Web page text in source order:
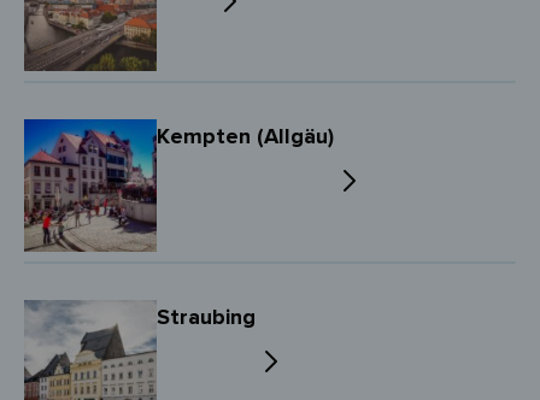
Kempten (Allgäu)
Straubing